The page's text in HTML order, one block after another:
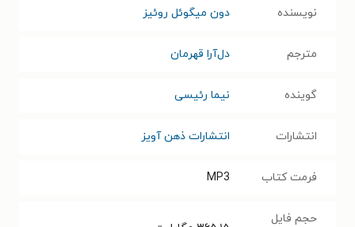
نویسنده دون میگوئل روئیز
مترجم دل‌آرا قهرمان
گوینده نیما رئیسی
انتشارات انتشارات ذهن آویز
فرمت کتاب MP3
حجم فایل